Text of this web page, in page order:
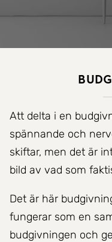
Att delta i en
spännande och
skiftar, men det är
bild av vad som
Det är här
fungerar som en
budgivningen och